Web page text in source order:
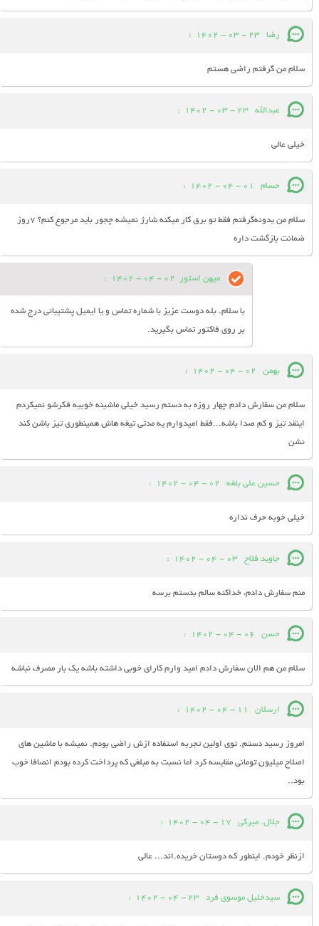
رضا 23 - 03 - 1402
:
سلام من گرفتم راضی هستم
عبدالله 23 - 03 - 1402
:
خیلی عالی
حسام 01 - 04 - 1402
:
سلام من یدونه‌گرفتم فقط تو برق کار میکنه شارژ نمیشه چجور باید مرجوع کنم؟ 7روز
ضمانت بازگشت داره
میهن استور 02 - 04 - 1402
:
با سلام. بله دوست عزیز با شماره تماس و یا ایمیل پشتیبانی درج شده
بر روی فاکتور تماس بگیرید.
بهمن 02 - 04 - 1402
:
سلام من سفارش دادم چهار روزه به دستم رسید خیلی ماشینه خوبیه فکرشو نمیکردم
اینقد تیز و کم صدا باشه...فقط امیدوارم یه مدتی تیغه هاش همینطوری تیز باشن کند
نشن
حسین علی بلغه 02 - 04 - 1402
:
خیلی خوبه حرف نداره
جاوید فلاح 03 - 04 - 1402
:
منم سفارش دادم، خداکنه سالم بدستم برسه
حسن 06 - 04 - 1402
:
سلام من هم الان سفارش دادم امید وارم کارای خوبی داشته باشه یک بار مصرف نباشه
ارسلان 11 - 04 - 1402
:
امروز رسید دستم. توی اولین تجربه استفاده ازش راضی بودم. نمیشه با ماشین های
اصلاح میلیون تومانی مقایسه کرد اما نسبت به مبلغی که پرداخت کرده بودم انصافا خوب
بود..
جلال. میرکی 17 - 04 - 1402
:
ازنظر خودم. اینطور که دوستان خریده.اند... عالی
سیدخلیل موسوی فرد 23 - 04 - 1402
: